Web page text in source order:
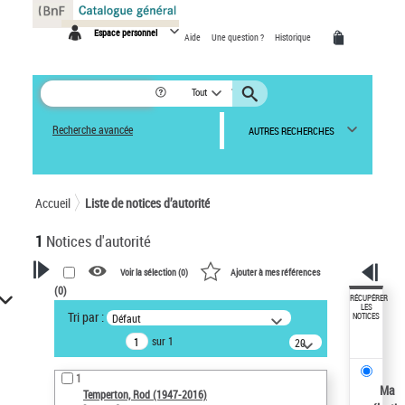
Espace personnel Aide Une question ? Historique
Tout
Recherche avancée AUTRES RECHERCHES
Accueil Liste de notices d’autorité
1 Notices d'autorité
VOTRE RECHERCHE
Recherche avancée dans les
notices d’autorité
Œuvres liées à l'auteur :
Temperton, Rod (1947-2016)
Voir la sélection (0) Ajouter à mes références
(0)
Tri par : Défaut
sur 1
20
résultats/page
1
Temperton, Rod (1947-2016)
RÉCUPÉRER
LES
NOTICES
Ma
Panneau de gestion des cookies